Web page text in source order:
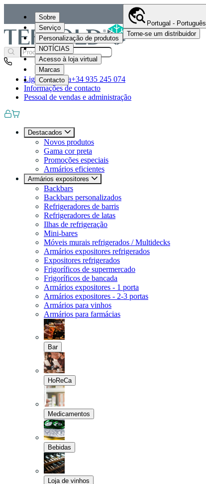
Sobre
Serviço
Personalização de produtos
NOTÍCIAS
Acesso à loja virtual
Marcas
Contacto
Portugal - Português
Torne-se um distribuidor
Ligue-nos para+34 935 245 074
Informações de contacto
Pessoal de vendas e administração
Destacados
Novos produtos
Gama cor preta
Promoções especiais
Armários eficientes
Armários expositores
Backbars
Backbars personalizados
Refrigeradores de barris
Refrigeradores de latas
Ilhas de refrigeração
Mini-bares
Móveis murais refrigerados / Multidecks
Armários expositores refrigerados
Expositores refrigerados
Frigoríficos de supermercado
Frigoríficos de bancada
Armários expositores - 1 porta
Armários expositores - 2-3 portas
Armários para vinhos
Armários para farmácias
Bar
HoReCa
Medicamentos
Bebidas
Loja de vinhos